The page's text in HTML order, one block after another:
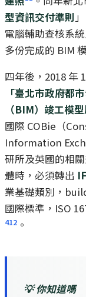
型資訊交付準則
電腦輔助查核系
多份完成的 BIM
四年後，2018 年
「臺北市政府都
（BIM）竣工模
國際 COBie（
Information
研所及英國的相
體時，必須轉出
業基礎類別，
國際標準，ISO
412 。
💡 你知道嗎